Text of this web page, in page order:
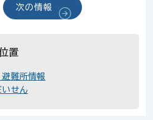
次の情報
置
避難所情報
いせん